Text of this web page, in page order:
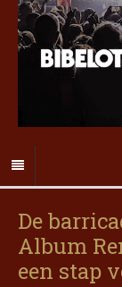
De
Album
een stap